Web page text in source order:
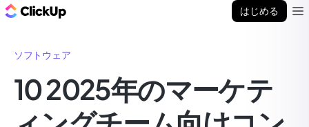
はじめる
ソフトウェア
10 2025年のマーケテ